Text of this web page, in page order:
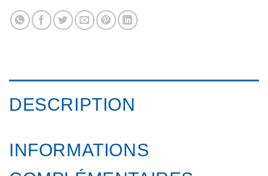
DESCRIPTION
INFORMATIONS